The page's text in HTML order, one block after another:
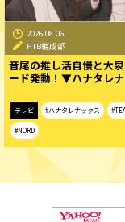
2026.08.06
HTB編成部
音尾の推し活自慢と大
ード発動！▼ハナタレ
テレビ #ハナタレナックス
#NORD